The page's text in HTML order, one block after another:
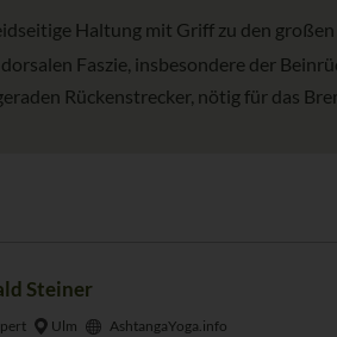
Haltung mit Griff zu den großen
Faszie, insbesondere der
Rückenstrecker, nötig für das
Steiner
Ulm AshtangaYoga.info